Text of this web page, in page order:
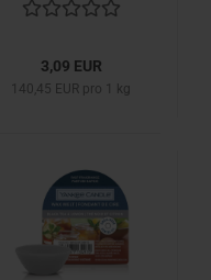
3,09 EUR
140,45 EUR pro 1 kg